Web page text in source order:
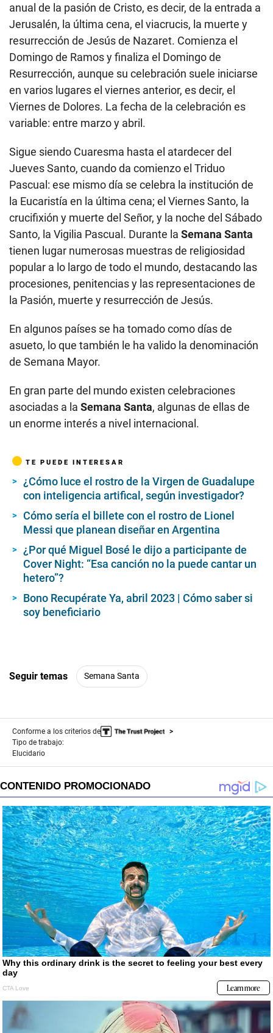
anual de la pasión de Cristo, es decir, de la entrada a
Jerusalén, la última cena, el viacrucis, la muerte y
resurrección de Jesús de Nazaret. Comienza el
Domingo de Ramos y finaliza el Domingo de
Resurrección, aunque su celebración suele iniciarse
en varios lugares el viernes anterior, es decir, el
Viernes de Dolores. La fecha de la celebración es
variable: entre marzo y abril.
Sigue siendo Cuaresma hasta el atardecer del
Jueves Santo, cuando da comienzo el Triduo
Pascual: ese mismo día se celebra la institución de
la Eucaristía en la última cena; el Viernes Santo, la
crucifixión y muerte del Señor, y la noche del Sábado
Santo, la Vigilia Pascual. Durante la Semana Santa
tienen lugar numerosas muestras de religiosidad
popular a lo largo de todo el mundo, destacando las
procesiones, penitencias y las representaciones de
la Pasión, muerte y resurrección de Jesús.
En algunos países se ha tomado como días de
asueto, lo que también le ha valido la denominación
de Semana Mayor.
En gran parte del mundo existen celebraciones
asociadas a la Semana Santa, algunas de ellas de
un enorme interés a nivel internacional.
TE PUEDE INTERESAR
¿Cómo luce el rostro de la Virgen de Guadalupe
con inteligencia artifical, según investigador?
Cómo sería el billete con el rostro de Lionel
Messi que planean diseñar en Argentina
¿Por qué Miguel Bosé le dijo a participante de
Cover Night: “Esa canción no la puede cantar un
hetero”?
Bono Recupérate Ya, abril 2023 | Cómo saber si
soy beneficiario
Seguir temas Semana Santa
Conforme a los criterios de
Tipo de trabajo:
Elucidario